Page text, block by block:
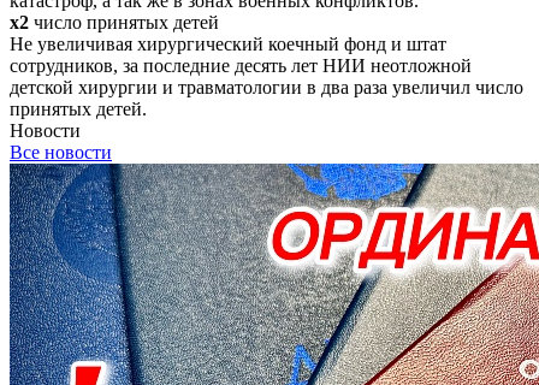
x2 число принятых детей
Не увеличивая хирургический коечный фонд и штат
сотрудников, за последние десять лет НИИ неотложной
детской хирургии и травматологии в два раза увеличил число
принятых детей.
Новости
Все новости